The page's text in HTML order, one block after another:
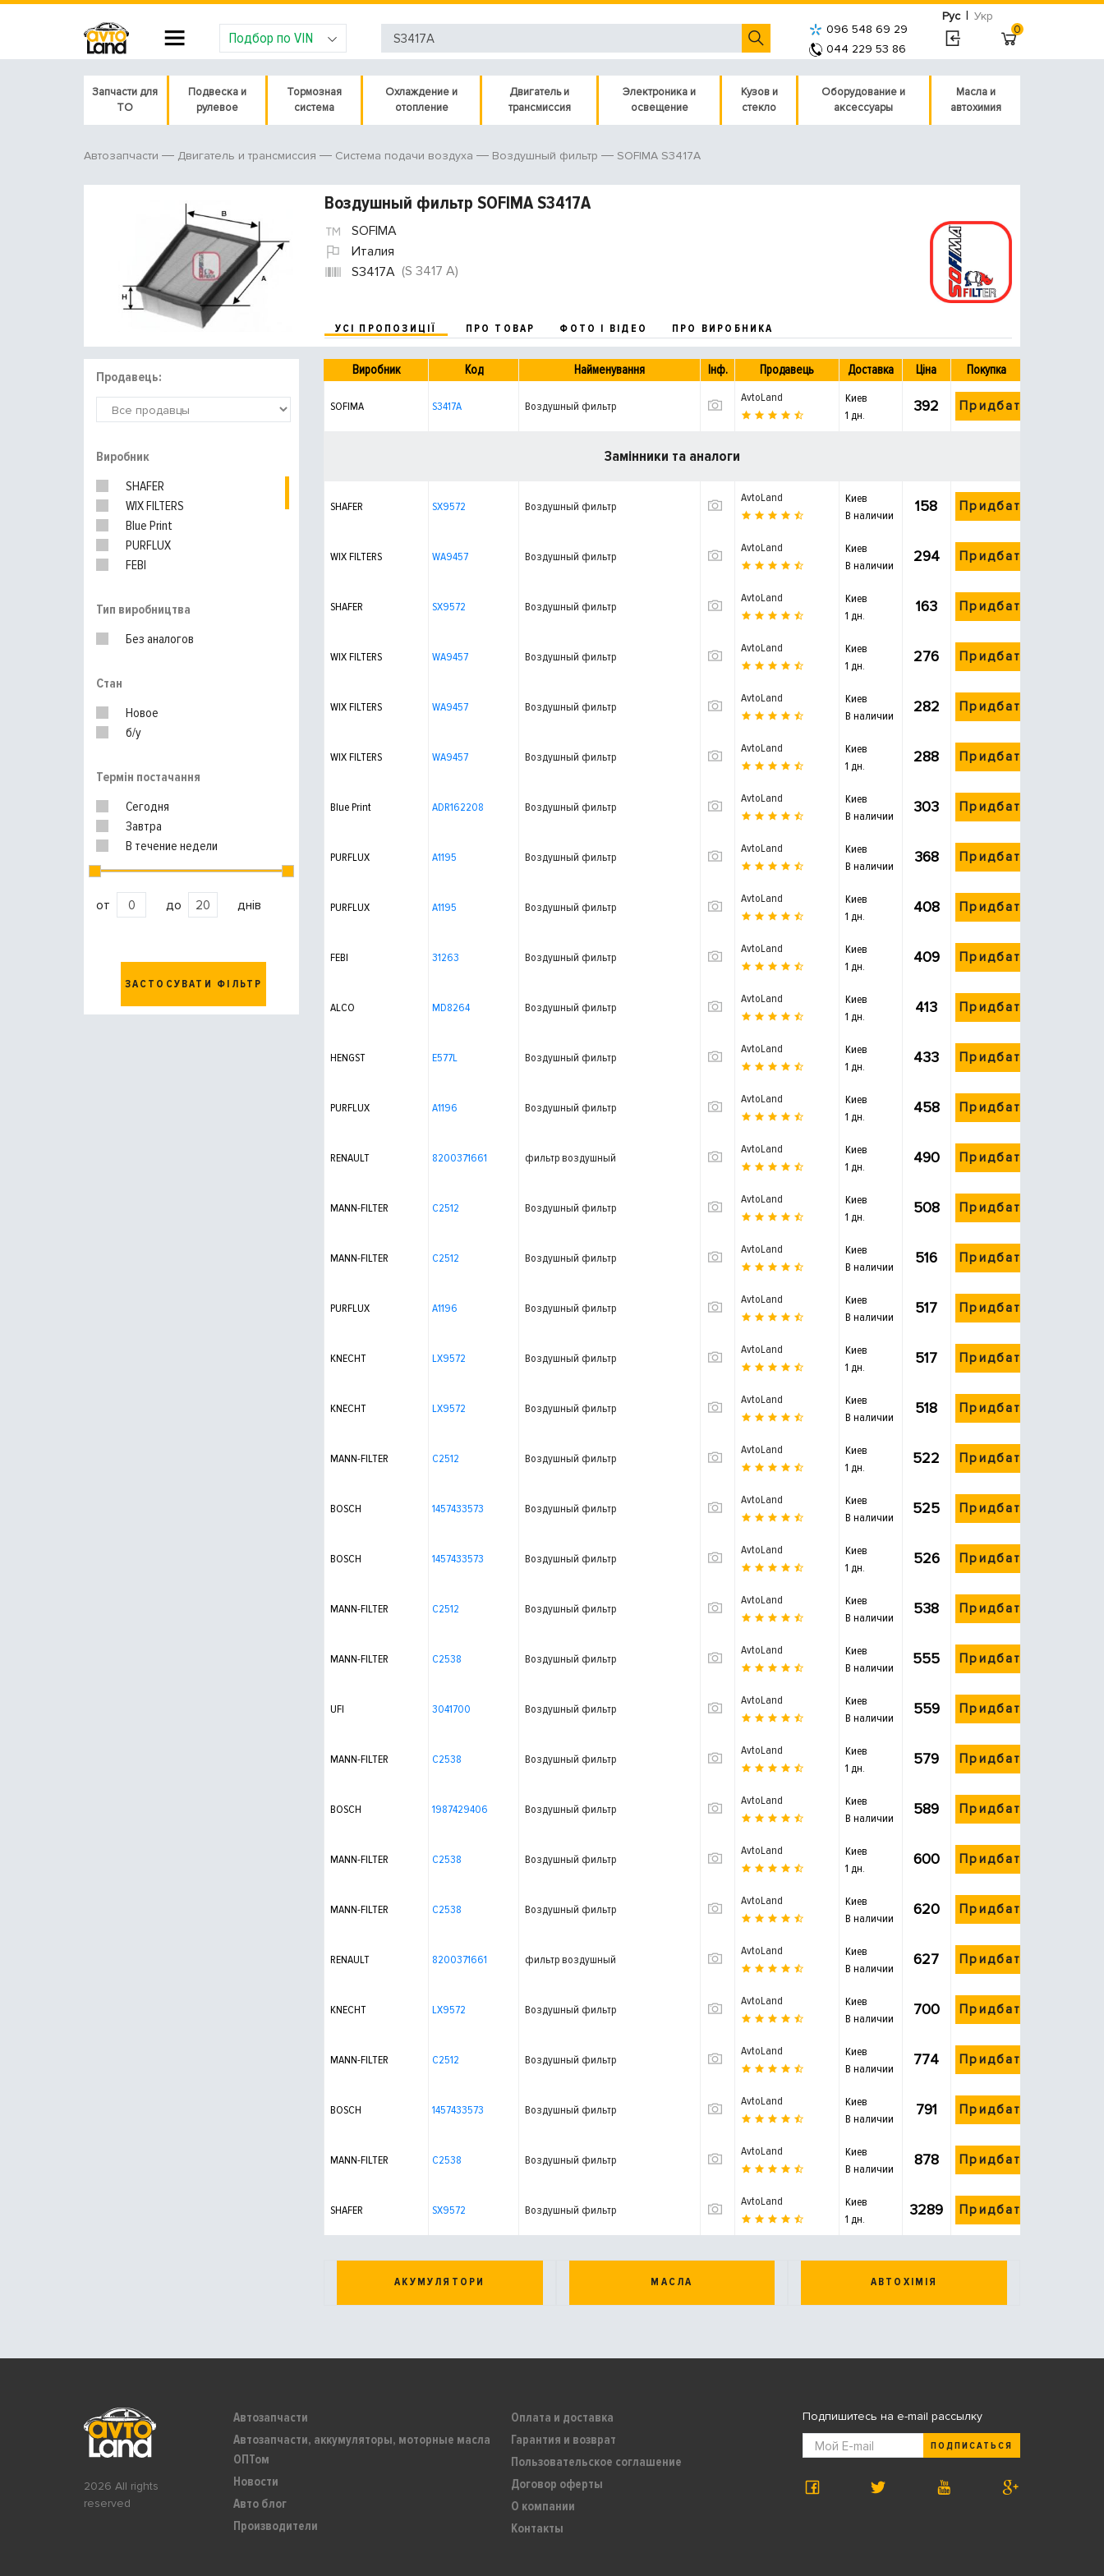
Рус | Укр
Подбор по VIN
096 548 69 29
044 229 53 86
0
Запчасти для
ТО
Подвеска и
рулевое
Тормозная
система
Охлаждение и
отопление
Двигатель и
трансмиссия
Электроника и
освещение
Кузов и
стекло
Оборудование и
аксессуары
Масла и
автохимия
Автозапчасти Двигатель и трансмиссия Система подачи воздуха Воздушный фильтр SOFIMA S3417A
Воздушный фильтр SOFIMA S3417A
SOFIMA
Италия
S3417A (S 3417 A)
УСІ ПРОПОЗИЦІЇ ПРО ТОВАР ФОТО І ВІДЕО ПРО ВИРОБНИКА
Продавець:
Виробник
SHAFER
WIX FILTERS
Blue Print
PURFLUX
FEBI
HENGST
MANN-FILTER
Тип виробництва
Без аналогов
Стан
Новое
б/у
Термін постачання
Сегодня
Завтра
В течение недели
от до днів
ЗАСТОСУВАТИ ФІЛЬТР
Виробник Код Найменування Інф. Продавець Доставка Ціна Покупка
SOFIMA S3417A Воздушный фильтр
AvtoLand
Киев
1 дн.
392 Придбати
Замінники та аналоги
SHAFER SX9572 Воздушный фильтр
AvtoLand
Киев
В наличии
158 Придбати
WIX FILTERS WA9457 Воздушный фильтр
AvtoLand
Киев
В наличии
294 Придбати
SHAFER SX9572 Воздушный фильтр
AvtoLand
Киев
1 дн.
163 Придбати
WIX FILTERS WA9457 Воздушный фильтр
AvtoLand
Киев
1 дн.
276 Придбати
WIX FILTERS WA9457 Воздушный фильтр
AvtoLand
Киев
В наличии
282 Придбати
WIX FILTERS WA9457 Воздушный фильтр
AvtoLand
Киев
1 дн.
288 Придбати
Blue Print ADR162208 Воздушный фильтр
AvtoLand
Киев
В наличии
303 Придбати
PURFLUX A1195 Воздушный фильтр
AvtoLand
Киев
В наличии
368 Придбати
PURFLUX A1195 Воздушный фильтр
AvtoLand
Киев
1 дн.
408 Придбати
FEBI 31263 Воздушный фильтр
AvtoLand
Киев
1 дн.
409 Придбати
ALCO MD8264 Воздушный фильтр
AvtoLand
Киев
1 дн.
413 Придбати
HENGST E577L Воздушный фильтр
AvtoLand
Киев
1 дн.
433 Придбати
PURFLUX A1196 Воздушный фильтр
AvtoLand
Киев
1 дн.
458 Придбати
RENAULT 8200371661 фильтр воздушный
AvtoLand
Киев
1 дн.
490 Придбати
MANN-FILTER C2512 Воздушный фильтр
AvtoLand
Киев
1 дн.
508 Придбати
MANN-FILTER C2512 Воздушный фильтр
AvtoLand
Киев
В наличии
516 Придбати
PURFLUX A1196 Воздушный фильтр
AvtoLand
Киев
В наличии
517 Придбати
KNECHT LX9572 Воздушный фильтр
AvtoLand
Киев
1 дн.
517 Придбати
KNECHT LX9572 Воздушный фильтр
AvtoLand
Киев
В наличии
518 Придбати
MANN-FILTER C2512 Воздушный фильтр
AvtoLand
Киев
1 дн.
522 Придбати
BOSCH 1457433573 Воздушный фильтр
AvtoLand
Киев
В наличии
525 Придбати
BOSCH 1457433573 Воздушный фильтр
AvtoLand
Киев
1 дн.
526 Придбати
MANN-FILTER C2512 Воздушный фильтр
AvtoLand
Киев
В наличии
538 Придбати
MANN-FILTER C2538 Воздушный фильтр
AvtoLand
Киев
В наличии
555 Придбати
UFI 3041700 Воздушный фильтр
AvtoLand
Киев
В наличии
559 Придбати
MANN-FILTER C2538 Воздушный фильтр
AvtoLand
Киев
1 дн.
579 Придбати
BOSCH 1987429406 Воздушный фильтр
AvtoLand
Киев
В наличии
589 Придбати
MANN-FILTER C2538 Воздушный фильтр
AvtoLand
Киев
1 дн.
600 Придбати
MANN-FILTER C2538 Воздушный фильтр
AvtoLand
Киев
В наличии
620 Придбати
RENAULT 8200371661 фильтр воздушный
AvtoLand
Киев
В наличии
627 Придбати
KNECHT LX9572 Воздушный фильтр
AvtoLand
Киев
В наличии
700 Придбати
MANN-FILTER C2512 Воздушный фильтр
AvtoLand
Киев
В наличии
774 Придбати
BOSCH 1457433573 Воздушный фильтр
AvtoLand
Киев
В наличии
791 Придбати
MANN-FILTER C2538 Воздушный фильтр
AvtoLand
Киев
В наличии
878 Придбати
SHAFER SX9572 Воздушный фильтр
AvtoLand
Киев
1 дн.
3289 Придбати
АКУМУЛЯТОРИ МАСЛА АВТОХІМІЯ
2026 All rights
reserved
Автозапчасти
Автозапчасти, аккумуляторы, моторные масла
ОПТом
Новости
Авто блог
Производители
Оплата и доставка
Гарантия и возврат
Пользовательское соглашение
Договор оферты
О компании
Контакты
Подпишитесь на e-mail рассылку
ПОДПИСАТЬСЯ